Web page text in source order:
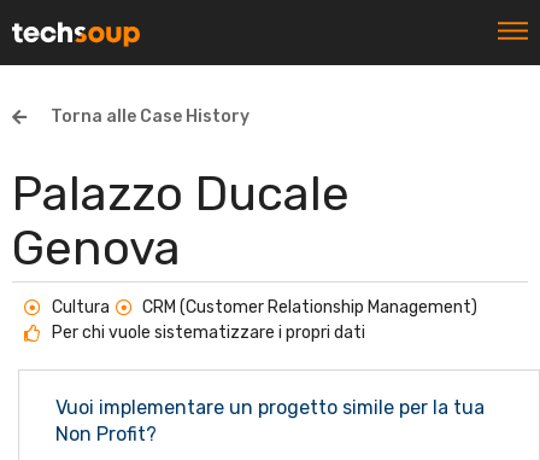
Torna alle Case History
Palazzo Ducale
Genova
Cultura
CRM (Customer Relationship Management)
Per chi vuole sistematizzare i propri dati
Vuoi implementare un progetto simile per la tua
Non Profit?